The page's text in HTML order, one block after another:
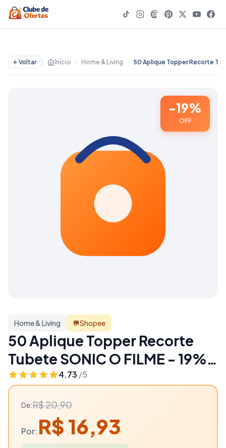
Voltar Início › Home & Living ›
-19%
OFF
Home & Living Shopee
50 Aplique Topper Recorte
Tubete SONIC O FILME - 19%
OFF | Home & Living
4.73 /5
De:R$ 20,90
Por: R$ 16,93